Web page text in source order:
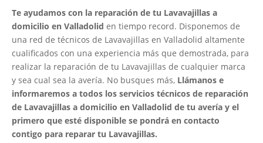
Te ayudamos con la reparación de tu Lavavajillas a
domicilio en Valladolid en tiempo record. Disponemos de
una red de técnicos de Lavavajillas en Valladolid altamente
cualificados con una experiencia más que demostrada, para
realizar la reparación de tu Lavavajillas de cualquier marca
y sea cual sea la avería. No busques más, Llámanos e
informaremos a todos los servicios técnicos de reparación
de Lavavajillas a domicilio en Valladolid de tu avería y el
primero que esté disponible se pondrá en contacto
contigo para reparar tu Lavavajillas.